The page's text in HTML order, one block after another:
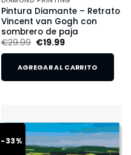
Pintura Diamante – Retrato
Vincent van Gogh con
sombrero de paja
€29.99 €19.99
AGREGAR AL CARRITO
-33%